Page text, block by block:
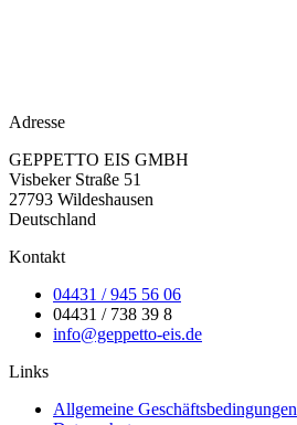
Adresse
GEPPETTO EIS GMBH
Visbeker Straße 51
27793 Wildeshausen
Deutschland
Kontakt
04431 / 945 56 06
04431 / 738 39 8
info@geppetto-eis.de
Links
Allgemeine Geschäftsbedingungen